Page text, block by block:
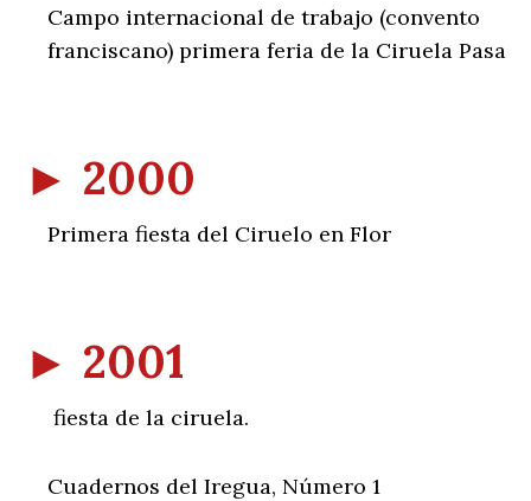
Campo internacional de trabajo (convento
franciscano) primera feria de la Ciruela Pasa
► 2000
Primera fiesta del Ciruelo en Flor
► 2001
fiesta de la ciruela.
Cuadernos del Iregua, Número 1